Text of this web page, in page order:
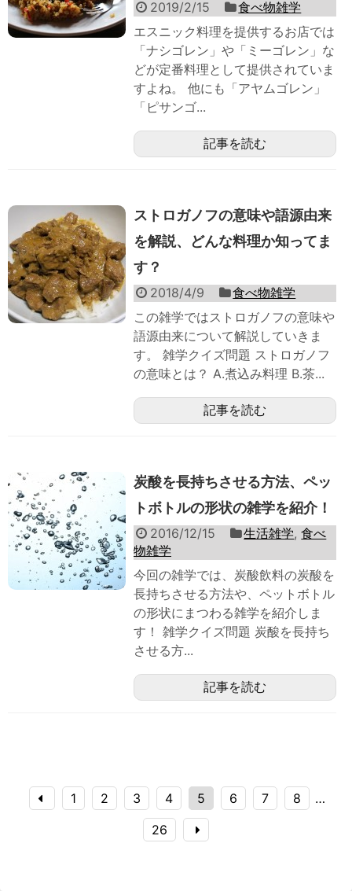
2019/2/15
食べ物雑学
エスニック料理を提供するお店では
「ナシゴレン」や「ミーゴレン」な
どが定番料理として提供されていま
すよね。 他にも「アヤムゴレン」
「ピサンゴ...
記事を読む
ストロガノフの意味や語源由来
を解説、どんな料理か知ってま
す？
2018/4/9
食べ物雑学
この雑学ではストロガノフの意味や
語源由来について解説していきま
す。 雑学クイズ問題 ストロガノフ
の意味とは？ A.煮込み料理 B.茶...
記事を読む
炭酸を長持ちさせる方法、ペッ
トボトルの形状の雑学を紹介！
2016/12/15 生活雑学,食べ
物雑学
今回の雑学では、炭酸飲料の炭酸を
長持ちさせる方法や、ペットボトル
の形状にまつわる雑学を紹介しま
す！ 雑学クイズ問題 炭酸を長持ち
させる方...
記事を読む
1 2 3 4 5 6 7 8
…
26